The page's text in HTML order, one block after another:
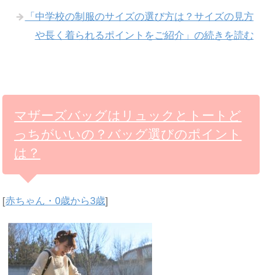
「中学校の制服のサイズの選び方は？サイズの見方
や長く着られるポイントをご紹介」の続きを読む
マザーズバッグはリュックとトートど
っちがいいの？バッグ選びのポイント
は？
[赤ちゃん・0歳から3歳]